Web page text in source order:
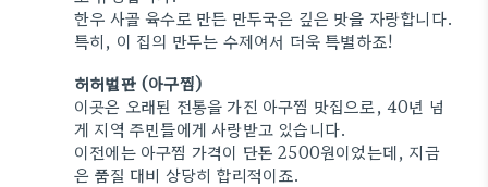
한우 사골 육수로 만든 만두국은 깊은 맛을 자랑합니다.
특히, 이 집의 만두는 수제여서 더욱 특별하죠!
허허벌판 (아구찜)
이곳은 오래된 전통을 가진 아구찜 맛집으로, 40년 넘
게 지역 주민들에게 사랑받고 있습니다.
이전에는 아구찜 가격이 단돈 2500원이었는데, 지금
은 품질 대비 상당히 합리적이죠.